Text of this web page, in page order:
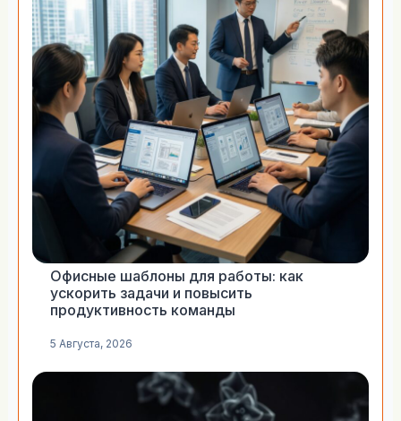
Офисные шаблоны для работы: как
ускорить задачи и повысить
продуктивность команды
5 Августа, 2026